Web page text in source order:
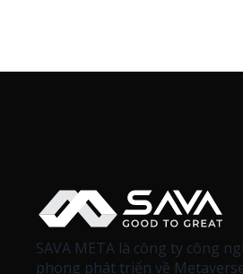
SAVA META là công ty công
phong phát triển về